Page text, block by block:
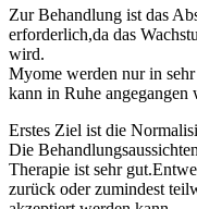
Zur Behandlung ist das
erforderlich,da das
wird.
Myome werden nur in
kann in Ruhe angegangen
Erstes Ziel ist die
Die
Therapie ist sehr
zurück oder zumindest